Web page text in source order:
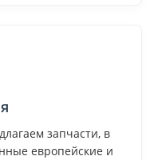
запчасти, в
европейские и